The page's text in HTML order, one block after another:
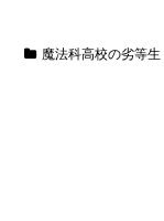
魔法科高校の劣等生